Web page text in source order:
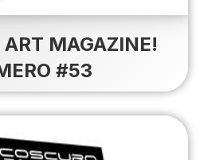
MAGAZINE!
#53